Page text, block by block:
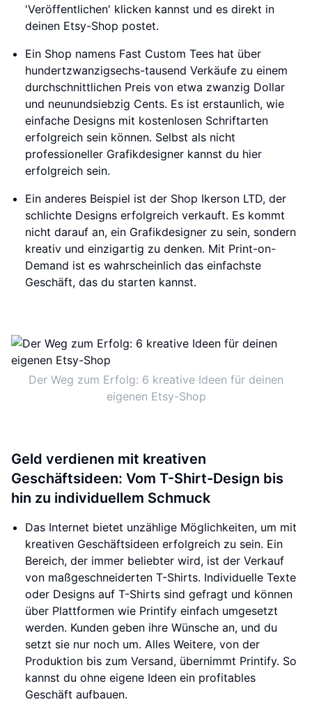
'Veröffentlichen' klicken kannst und es direkt in
deinen Etsy-Shop postet.
Ein Shop namens Fast Custom Tees hat über
hundertzwanzigsechs-tausend Verkäufe zu einem
durchschnittlichen Preis von etwa zwanzig Dollar
und neunundsiebzig Cents. Es ist erstaunlich, wie
einfache Designs mit kostenlosen Schriftarten
erfolgreich sein können. Selbst als nicht
professioneller Grafikdesigner kannst du hier
erfolgreich sein.
Ein anderes Beispiel ist der Shop Ikerson LTD, der
schlichte Designs erfolgreich verkauft. Es kommt
nicht darauf an, ein Grafikdesigner zu sein, sondern
kreativ und einzigartig zu denken. Mit Print-on-
Demand ist es wahrscheinlich das einfachste
Geschäft, das du starten kannst.
Der Weg zum Erfolg: 6 kreative Ideen für deinen
eigenen Etsy-Shop
Geld verdienen mit kreativen
Geschäftsideen: Vom T-Shirt-Design bis
hin zu individuellem Schmuck
Das Internet bietet unzählige Möglichkeiten, um mit
kreativen Geschäftsideen erfolgreich zu sein. Ein
Bereich, der immer beliebter wird, ist der Verkauf
von maßgeschneiderten T-Shirts. Individuelle Texte
oder Designs auf T-Shirts sind gefragt und können
über Plattformen wie Printify einfach umgesetzt
werden. Kunden geben ihre Wünsche an, und du
setzt sie nur noch um. Alles Weitere, von der
Produktion bis zum Versand, übernimmt Printify. So
kannst du ohne eigene Ideen ein profitables
Geschäft aufbauen.